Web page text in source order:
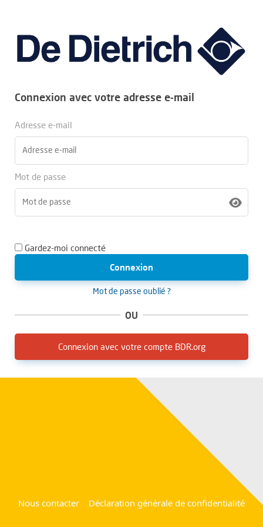
Connexion avec votre compte BDR.org
OU
Connexion avec votre adresse e-mail
Adresse e-mail
Mot de passe
Gardez-moi connecté
Connexion
Mot de passe oublié ?
Nous contacter Déclaration générale de confidentialité